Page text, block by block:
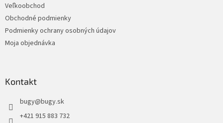
Veľkoobchod
Obchodné podmienky
Podmienky ochrany osobných údajov
Moja objednávka
Kontakt
bugy@bugy.sk
+421 915 883 732